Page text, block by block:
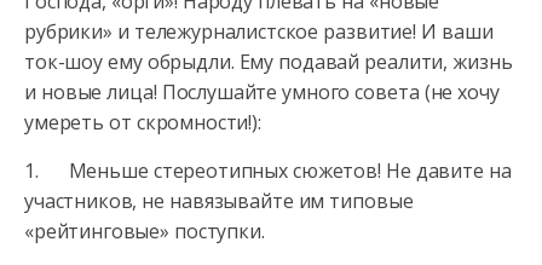
рубрики» и тележурналистское развитие! И ваши
ток-шоу ему обрыдли. Ему подавай реалити, жизнь
и новые лица! Послушайте умного совета (не хочу
умереть от скромности!):
1. Меньше стереотипных сюжетов! Не давите на
участников, не навязывайте им типовые
«рейтинговые» поступки.